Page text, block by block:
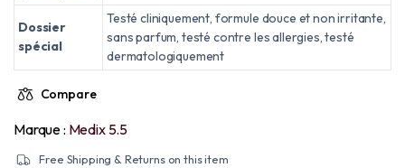
Dossier
spécial
Testé cliniquement, formule douce et non irritante,
sans parfum, testé contre les allergies, testé
dermatologiquement
Compare
Marque : Medix 5.5
Free Shipping & Returns on this item